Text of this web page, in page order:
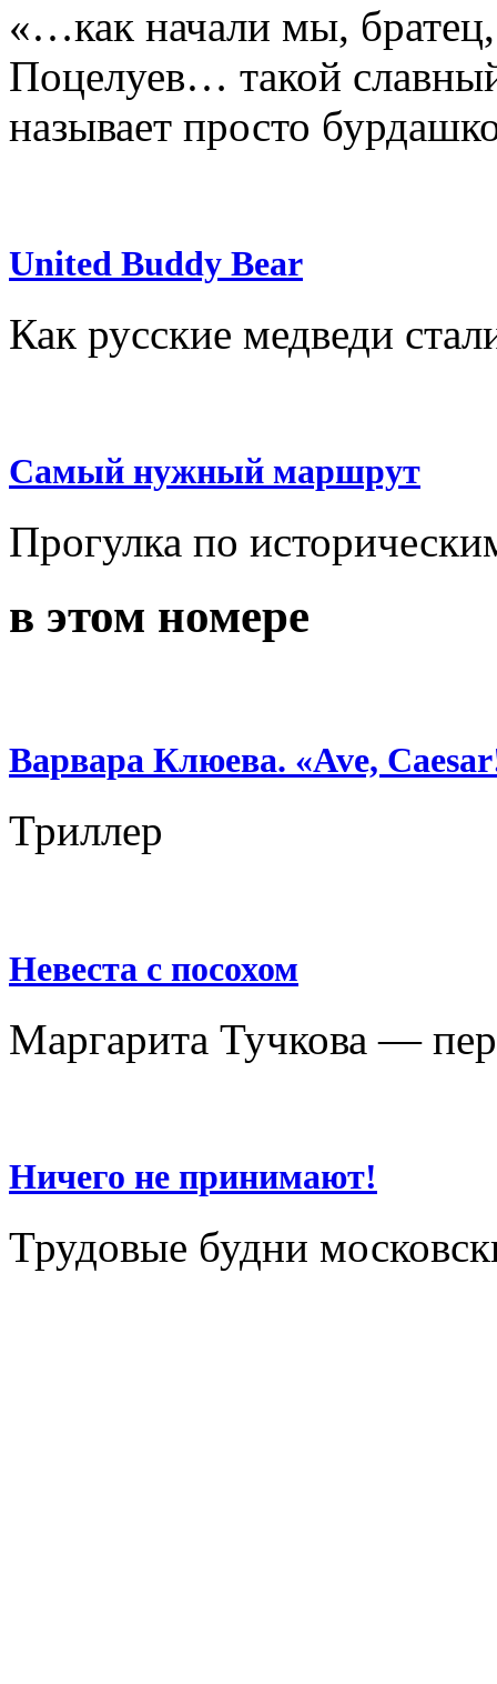
«…как начали мы,
Поцелуев… такой
называет просто
United Buddy Bear
Как русские медведи
Самый нужный маршрут
Прогулка по
в этом номере
Варвара Клюева. «Ave,
Триллер
Невеста с посохом
Маргарита Тучкова —
Ничего не принимают!
Трудовые будни